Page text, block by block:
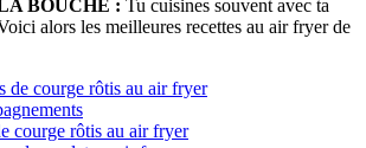
BOUCHE : Tu cuisines souvent avec ta
alors les meilleures recettes au air fryer de
courge rôtis au air fryer